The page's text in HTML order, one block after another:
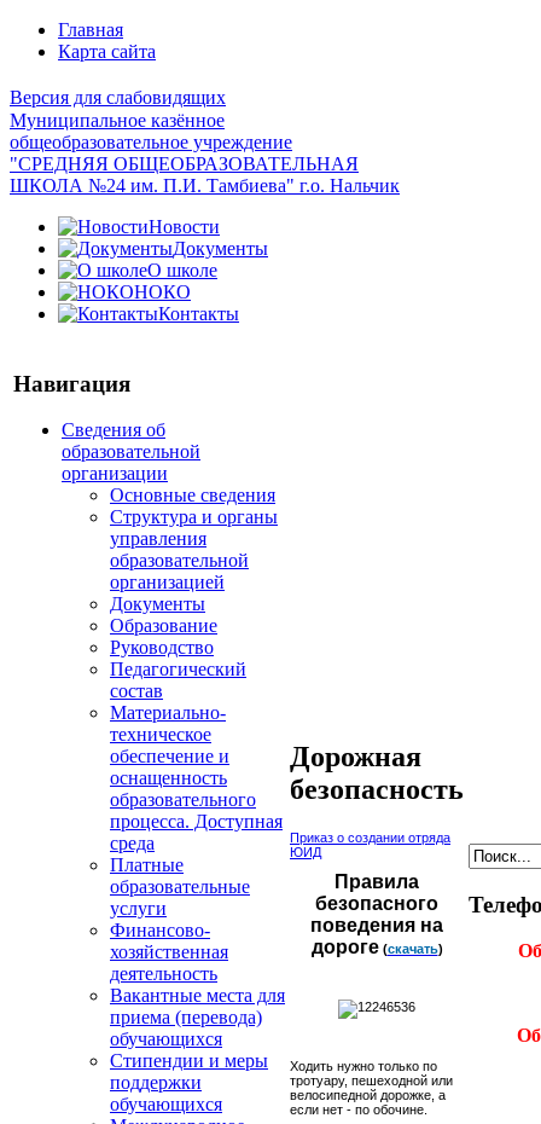
Главная
Карта сайта
Версия для слабовидящих
Муниципальное казённое
общеобразовательное учреждение
"СРЕДНЯЯ ОБЩЕОБРАЗОВАТЕЛЬНАЯ
ШКОЛА №24 им. П.И. Тамбиева" г.о. Нальчик
Новости
Документы
О школе
НОКО
Контакты
Навигация
Сведения об
образовательной
организации
Основные сведения
Структура и органы
управления
образовательной
организацией
Документы
Образование
Руководство
Педагогический
состав
Материально-
техническое
обеспечение и
оснащенность
образовательного
процесса. Доступная
среда
Платные
образовательные
услуги
Финансово-
хозяйственная
деятельность
Вакантные места для
приема (перевода)
обучающихся
Стипендии и меры
поддержки
обучающихся
Дорожная
безопасность
Приказ о создании отряда
ЮИД
Правила
безопасного
поведения на
дороге(скачать)
Ходить нужно только по
тротуару, пешеходной или
велосипедной дорожке, а
если нет - по обочине.